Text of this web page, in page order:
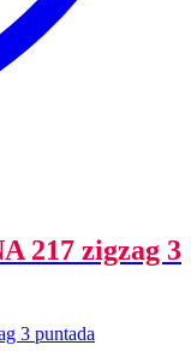
217 zigzag 3